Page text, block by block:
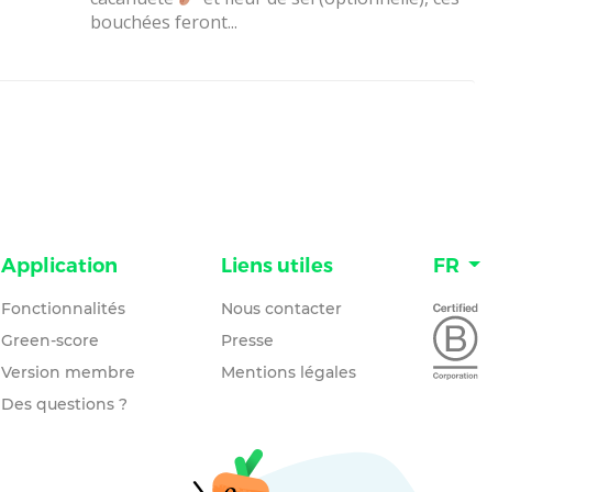
bouchées feront...
Application
Fonctionnalités
Green-score
Version membre
Des questions ?
Liens utiles
Nous contacter
Presse
Mentions légales
FR